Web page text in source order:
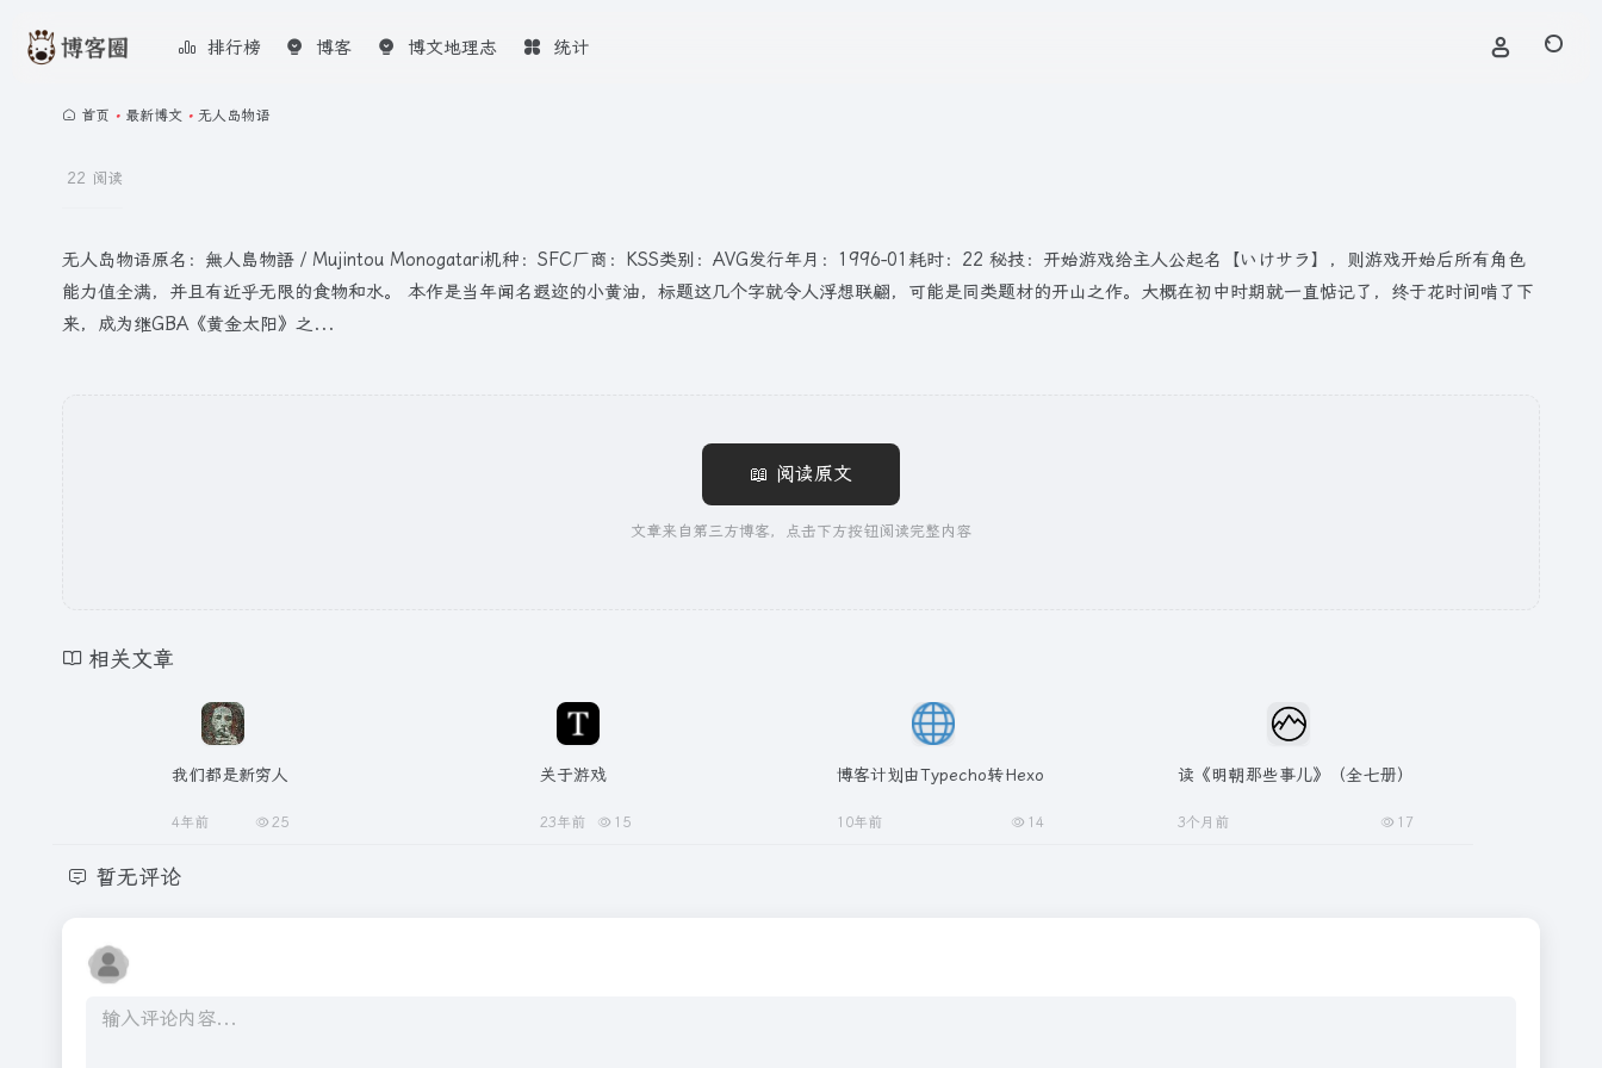
排行榜 博客 博文地理志 统计
首页 • 最新博文 • 无人岛物语
22 阅读
无人岛物语原名：無人島物語 / Mujintou Monogatari机种：SFC厂商：KSS类别：AVG发行年月：1996-01耗时：22 秘技：开始游戏给主人公起名【いけサラ】，则游戏开始后所有角色
能力值全满，并且有近乎无限的食物和水。 本作是当年闻名遐迩的小黄油，标题这几个字就令人浮想联翩，可能是同类题材的开山之作。大概在初中时期就一直惦记了，终于花时间啃了下
来，成为继GBA《黄金太阳》之...
📖 阅读原文
文章来自第三方博客，点击下方按钮阅读完整内容
相关文章
我们都是新穷人
4年前 25
关于游戏
23年前 15
博客计划由Typecho转Hexo
10年前 14
读《明朝那些事儿》（全七册）
3个月前 17
暂无评论